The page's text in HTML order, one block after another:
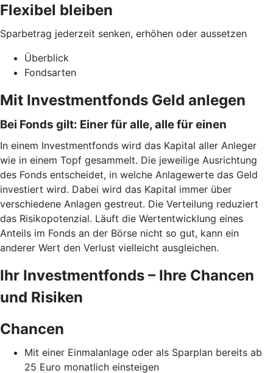
Flexibel bleiben
Sparbetrag jederzeit senken, erhöhen oder aussetzen
Überblick
Fondsarten
Mit Investmentfonds Geld anlegen
Bei Fonds gilt: Einer für alle, alle für einen
In einem Investmentfonds wird das Kapital aller Anleger
wie in einem Topf gesammelt. Die jeweilige Ausrichtung
des Fonds entscheidet, in welche Anlagewerte das Geld
investiert wird. Dabei wird das Kapital immer über
verschiedene Anlagen gestreut. Die Verteilung reduziert
das Risikopotenzial. Läuft die Wertentwicklung eines
Anteils im Fonds an der Börse nicht so gut, kann ein
anderer Wert den Verlust vielleicht ausgleichen.
Ihr Investmentfonds – Ihre Chancen
und Risiken
Chancen
Mit einer Einmalanlage oder als Sparplan bereits ab
25 Euro monatlich einsteigen